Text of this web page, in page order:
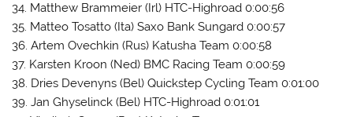
34. Matthew Brammeier (Irl) HTC-Highroad 0:00:56
35. Matteo Tosatto (Ita) Saxo Bank Sungard 0:00:57
36. Artem Ovechkin (Rus) Katusha Team 0:00:58
37. Karsten Kroon (Ned) BMC Racing Team 0:00:59
38. Dries Devenyns (Bel) Quickstep Cycling Team 0:01:00
39. Jan Ghyselinck (Bel) HTC-Highroad 0:01:01